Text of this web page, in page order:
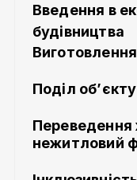
Введення в
будівництва
Поділ
нежитловий